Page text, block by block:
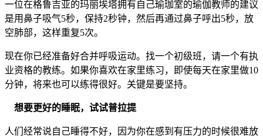
一位在格鲁吉亚的玛丽埃塔拥有自己瑜珈室的瑜伽教师的建议
是用鼻子吸气5秒，保持2秒钟，然后再通过鼻子呼出5秒，放
空肺部，这样重复5次。
现在你已经准备好合并呼吸运动。找一个初级班，请一个有执
业资格的教练。如果你喜欢在家里练习，即使每天在家里做10
分钟，将来也可以练得很好。关键是要坚持。
想要更好的睡眠，试试普拉提
人们经常说自己睡得不好，因为你在感到有压力的时候很难放